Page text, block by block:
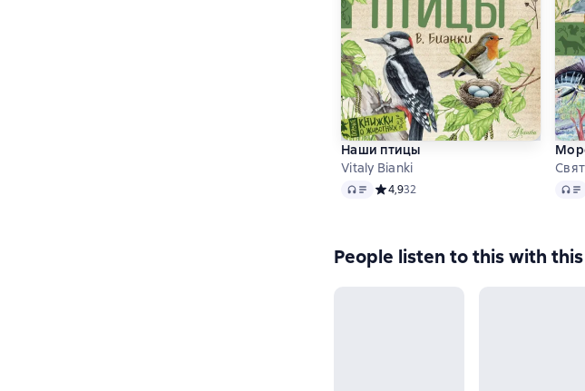
Наши птицы
Vitaly Bianki
Audio Средний рейтинг 4,9 на основе 32
4,932 Audio
People listen to this with